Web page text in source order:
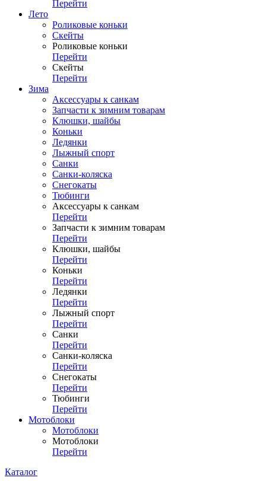
Перейти
Лето
Роликовые коньки
Скейты
Роликовые коньки
Перейти
Скейты
Перейти
Зима
Аксессуары к санкам
Запчасти к зимним товарам
Клюшки, шайбы
Коньки
Ледянки
Лыжный спорт
Санки
Санки-коляска
Снегокаты
Тюбинги
Аксессуары к санкам
Перейти
Запчасти к зимним товарам
Перейти
Клюшки, шайбы
Перейти
Коньки
Перейти
Ледянки
Перейти
Лыжный спорт
Перейти
Санки
Перейти
Санки-коляска
Перейти
Снегокаты
Перейти
Тюбинги
Перейти
Мотоблоки
Мотоблоки
Мотоблоки
Перейти
Каталог